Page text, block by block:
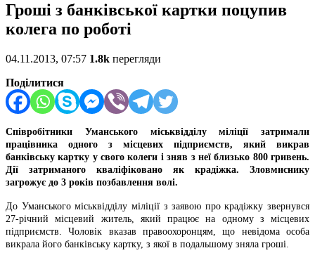
Гроші з банківської картки поцупив
колега по роботі
04.11.2013, 07:57 1.8k перегляди
Поділитися
Співробітники Уманського міськвідділу міліції
затримали
працівника одного з місцевих підприємств, який
викрав
банківську картку усвого колеги і зняв з неї близько 800гривень.
Дії
затриманого кваліфіковано як крадіжка. Зловмиснику
загрожує до 3 років позбавлення волі.
До Уманського міськвідділу міліціїззаявою прокрадіжку звернувся
27-річниймісцевий житель, який працює на одному з місцевих
підприємств.Чоловік вказав правоохоронцям,що невідомаособа
викрала його банківську картку, з якої в подальшому зняла гроші.